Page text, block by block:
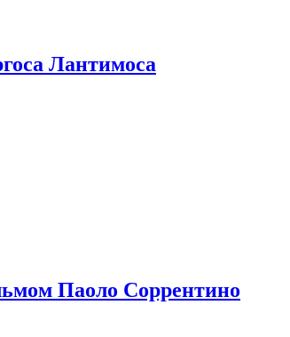
Лантимоса
Паоло Соррентино